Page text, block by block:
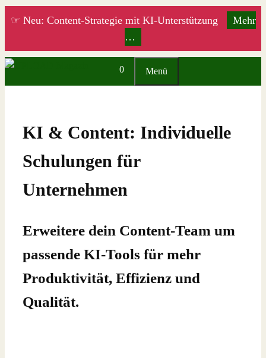
Zum
☞ Neu: Content-Strategie mit KI-Unterstützung
Mehr
…
0 Menü
KI & Content: Individuelle
Schulungen für
Unternehmen
Erweitere dein Content-Team um
passende KI-Tools für mehr
Produktivität, Effizienz und
Qualität.